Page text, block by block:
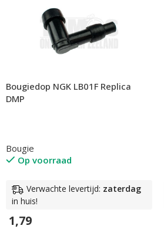
Bougiedop NGK LB01F Replica
DMP
Bougie
Op voorraad
Verwachte levertijd: zaterdag
in huis!
1,79